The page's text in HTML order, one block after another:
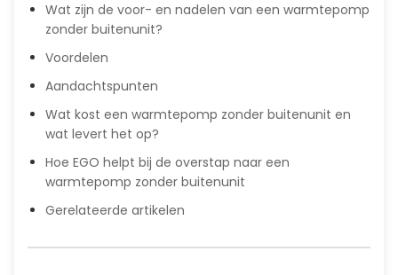
Wat zijn de voor- en nadelen van een warmtepomp
zonder buitenunit?
Voordelen
Aandachtspunten
Wat kost een warmtepomp zonder buitenunit en
wat levert het op?
Hoe EGO helpt bij de overstap naar een
warmtepomp zonder buitenunit
Gerelateerde artikelen